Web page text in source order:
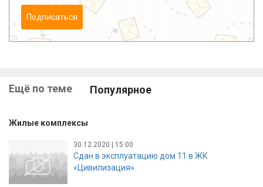
Подписаться
Ещё по теме Популярное
Жилые комплексы
30.12.2020 | 15:00
Сдан в эксплуатацию дом 11 в ЖК
«Цивилизация»